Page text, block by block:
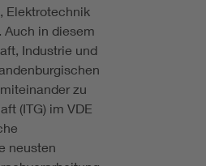
Elektrotechnik
in diesem
Industrie und
zu
(ITG) im VDE
neusten